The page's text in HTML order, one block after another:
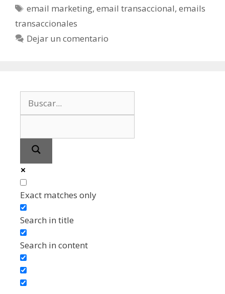
Etiquetas
email marketing,email transaccional,emails
transaccionales
Dejar un comentario
Exact matches only
Search in title
Search in content